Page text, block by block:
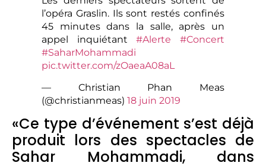
l’opéra Graslin. Ils sont restés confinés
45 minutes dans la salle, après un
appel inquiétant#Alerte
#Concert
#SaharMohammadi
pic.twitter.com/zOaeaA08aL
— Christian Phan Meas
(@christianmeas) 18 juin 2019
«Ce type d’événement s’est déjà
produit lors des spectacles de
Sahar Mohammadi, dans